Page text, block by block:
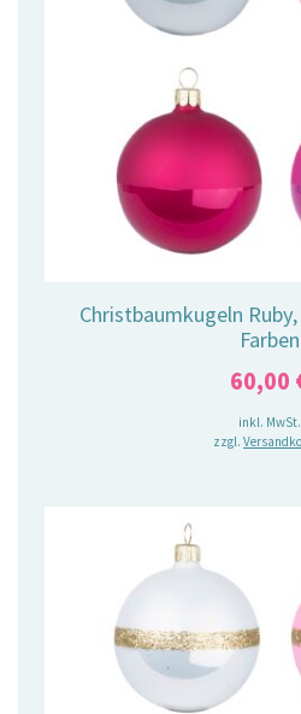
Christbaumkugeln
Farben
60,00
inkl. MwSt.
zzgl.